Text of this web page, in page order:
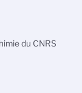
du CNRS